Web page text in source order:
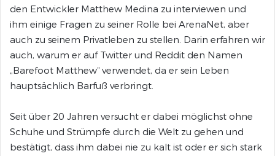
den Entwickler Matthew Medina zu interviewen und
ihm einige Fragen zu seiner Rolle bei ArenaNet, aber
auch zu seinem Privatleben zu stellen. Darin erfahren wir
auch, warum er auf Twitter und Reddit den Namen
„Barefoot Matthew“ verwendet, da er sein Leben
hauptsächlich Barfuß verbringt.
Seit über 20 Jahren versucht er dabei möglichst ohne
Schuhe und Strümpfe durch die Welt zu gehen und
bestätigt, dass ihm dabei nie zu kalt ist oder er sich stark